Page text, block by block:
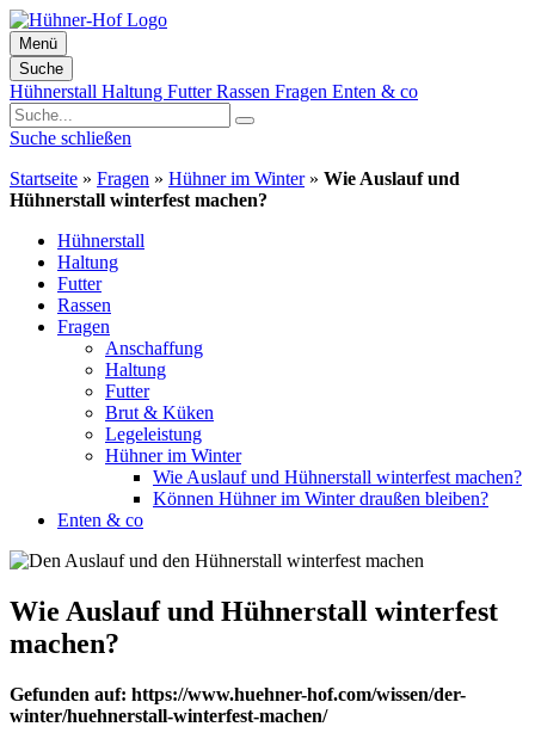
Menü
Suche
Zum
Inhalt
springen
Hühnerstall Haltung FutterRassen Fragen Enten & co
Suche schließen
Startseite » Fragen » Hühner im Winter» Wie Auslauf und
Hühnerstall winterfest machen?
Hühnerstall
Haltung
Futter
Rassen
Fragen
Anschaffung
Haltung
Futter
Brut & Küken
Legeleistung
Hühner im Winter
Wie Auslauf und Hühnerstall winterfest machen?
Können Hühner im Winter draußen bleiben?
Enten & co
Wie Auslauf und Hühnerstall winterfest
machen?
Gefunden auf: https://www.huehner-hof.com/wissen/der-
winter/huehnerstall-winterfest-machen/